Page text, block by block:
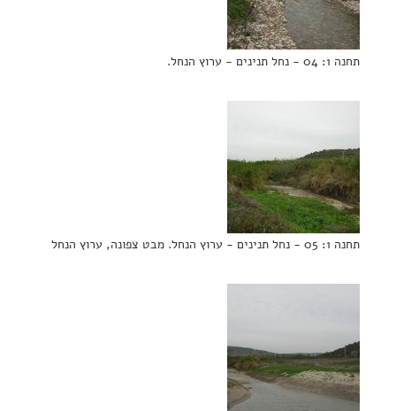
תחנה 1: 04 - נחל תנינים - ערוץ הנחל.
תחנה 1: 05 - נחל תנינים - ערוץ הנחל. מבט צפונה, ערוץ הנחל